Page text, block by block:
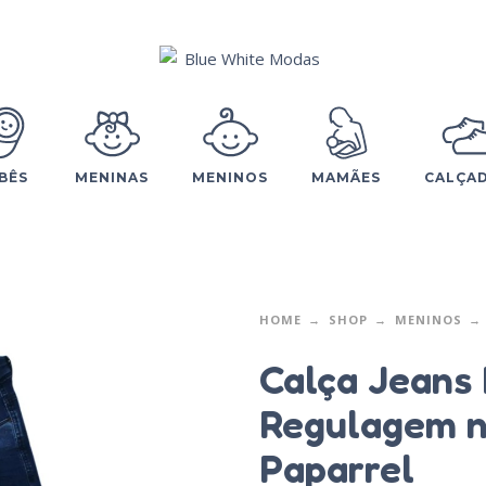
MENINAS MENINOS MAMÃES
HOME SHOP MENINOS
Calça
Regulagem
Paparrel